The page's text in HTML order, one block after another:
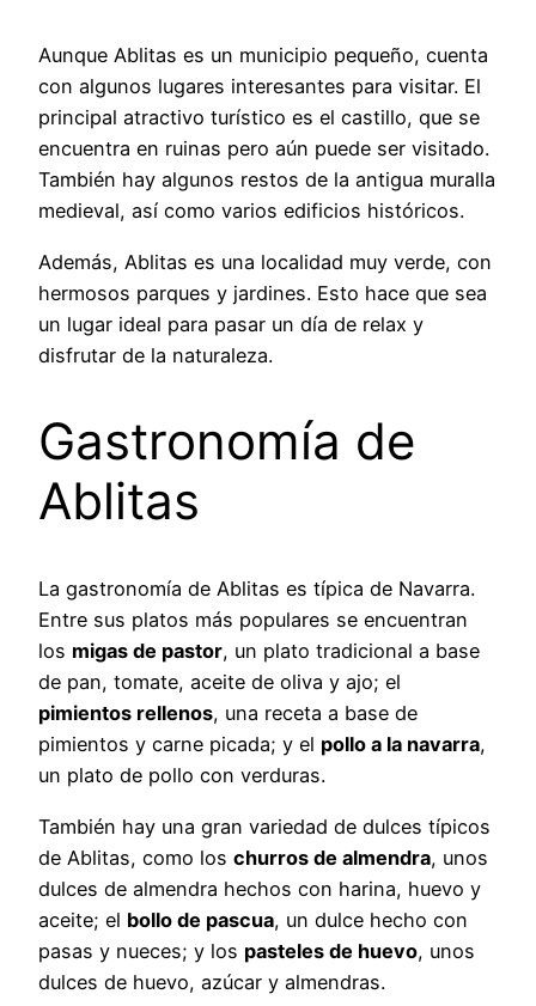
Aunque Ablitas es un municipio pequeño, cuenta
con algunos lugares interesantes para visitar. El
principal atractivo turístico es el castillo, que se
encuentra en ruinas pero aún puede ser visitado.
También hay algunos restos de la antigua muralla
medieval, así como varios edificios históricos.
Además, Ablitas es una localidad muy verde, con
hermosos parques y jardines. Esto hace que sea
un lugar ideal para pasar un día de relax y
disfrutar de la naturaleza.
Gastronomía de
Ablitas
La gastronomía de Ablitas es típica de Navarra.
Entre sus platos más populares se encuentran
los migas de pastor, un plato tradicional a base
de pan, tomate, aceite de oliva y ajo; el
pimientos rellenos, una receta a base de
pimientos y carne picada; y el pollo a la navarra,
un plato de pollo con verduras.
También hay una gran variedad de dulces típicos
de Ablitas, como los churros de almendra, unos
dulces de almendra hechos con harina, huevo y
aceite; el bollo de pascua, un dulce hecho con
pasas y nueces; y los pasteles de huevo, unos
dulces de huevo, azúcar y almendras.